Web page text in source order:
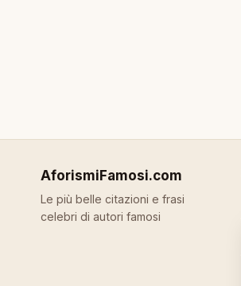
AforismiFamosi.com
Le più belle citazioni e frasi
celebri di autori famosi